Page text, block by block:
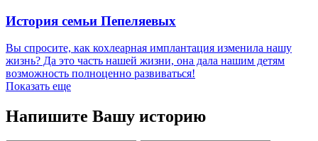
История семьи Пепеляевых
Вы спросите, как кохлеарная имплантация изменила нашу
жизнь? Да это часть нашей жизни, она дала нашим детям
возможность полноценно развиваться!
Показать еще
Напишите Вашу историю